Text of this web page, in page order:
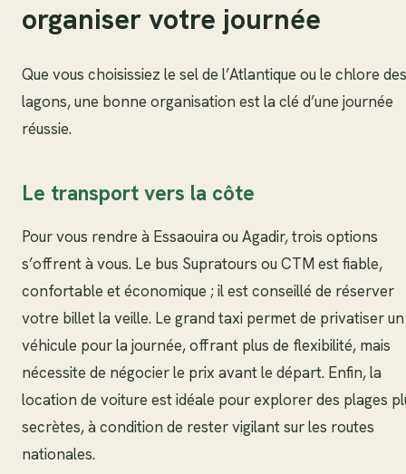
organiser votre journée
Que vous choisissiez le sel de l’Atlantique ou le chlore des
lagons, une bonne organisation est la clé d’une journée
réussie.
Le transport vers la côte
Pour vous rendre à Essaouira ou Agadir, trois options
s’offrent à vous. Le bus Supratours ou CTM est fiable,
confortable et économique ; il est conseillé de réserver
votre billet la veille. Le grand taxi permet de privatiser un
véhicule pour la journée, offrant plus de flexibilité, mais
nécessite de négocier le prix avant le départ. Enfin, la
location de voiture est idéale pour explorer des plages
secrètes, à condition de rester vigilant sur les routes
nationales.